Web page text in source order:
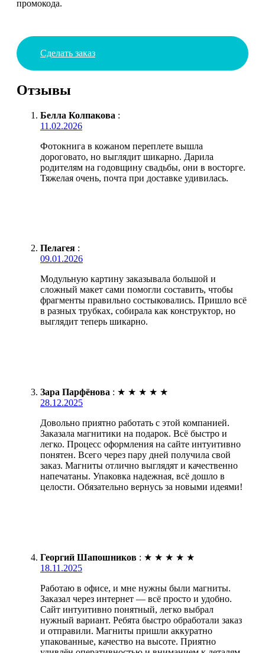
промокода.
Сделать заказ
Отзывы
Белла Колпакова :
11.02.2026
Фотокнига в кожаном переплете вышла
дороговато, но выглядит шикарно. Дарила
родителям на годовщину свадьбы, они в восторге.
Тяжелая очень, почта при доставке удивилась.
Пелагея :
09.01.2026
Модульную картину заказывала большой и
сложный макет сами помогли составить, чтобы
фрагменты правильно состыковались. Пришло всё
в разных трубках, собирала как конструктор, но
выглядит теперь шикарно.
Зара Парфёнова : ★ ★ ★ ★ ★
28.12.2025
Довольно приятно работать с этой компанией.
Заказала магнитики на подарок. Всё быстро и
легко. Процесс оформления на сайте интуитивно
понятен. Всего через пару дней получила свой
заказ. Магниты отлично выглядят и качественно
напечатаны. Упаковка надежная, всё дошло в
целости. Обязательно вернусь за новыми идеями!
Георгий Шапошников : ★ ★ ★ ★ ★
18.11.2025
Работаю в офисе, и мне нужны были магниты.
Заказал через интернет — всё просто и удобно.
Сайт интуитивно понятный, легко выбрал
нужный вариант. Ребята быстро обработали заказ
и отправили. Магниты пришли аккуратно
упакованные, качество на высоте. Приятно